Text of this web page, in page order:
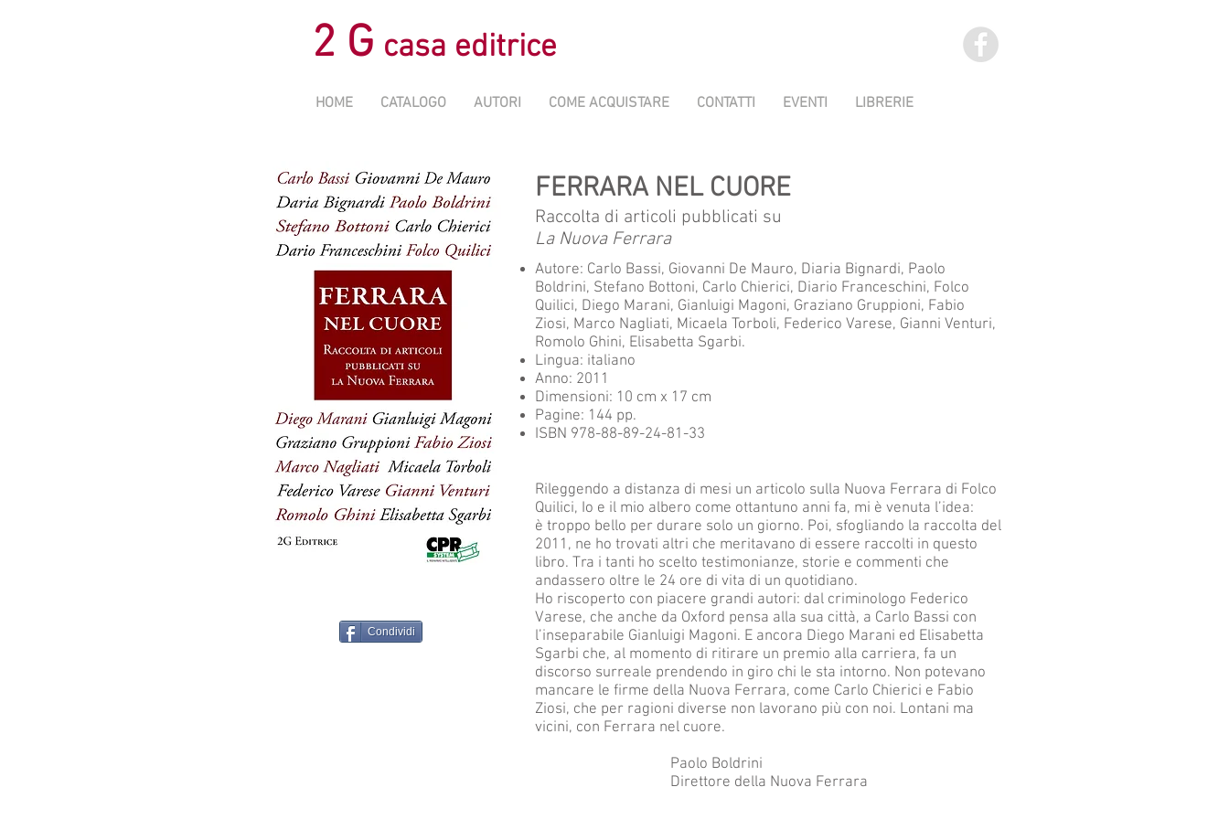
2 G casa editrice
HOME CATALOGO AUTORI COME ACQUISTARE CONTATTI EVENTI LIBRERIE
Condividi
FERRARA NEL CUORE
Raccolta di articoli pubblicati su
La Nuova Ferrara
Autore: Carlo Bassi, Giovanni De Mauro, Diaria Bignardi, Paolo
Boldrini, Stefano Bottoni, Carlo Chierici, Diario Franceschini, Folco
Quilici, Diego Marani, Gianluigi Magoni, Graziano Gruppioni, Fabio
Ziosi, Marco Nagliati, Micaela Torboli, Federico Varese, Gianni Venturi,
Romolo Ghini, Elisabetta Sgarbi.
Lingua: italiano
Anno: 2011
Dimensioni: 10 cm x 17 cm
Pagine: 144 pp.
ISBN 978-88-89-24-81-33
Rileggendo a distanza di mesi un articolo sulla Nuova Ferrara di Folco
Quilici, Io e il mio albero come ottantuno anni fa, mi è venuta l’idea:
è troppo bello per durare solo un giorno. Poi, sfogliando la raccolta del
2011, ne ho trovati altri che meritavano di essere raccolti in questo
libro. Tra i tanti ho scelto testimonianze, storie e commenti che
andassero oltre le 24 ore di vita di un quotidiano.
Ho riscoperto con piacere grandi autori: dal criminologo Federico
Varese, che anche da Oxford pensa alla sua città, a Carlo Bassi con
l’inseparabile Gianluigi Magoni. E ancora Diego Marani ed Elisabetta
Sgarbi che, al momento di ritirare un premio alla carriera, fa un
discorso surreale prendendo in giro chi le sta intorno. Non potevano
mancare le firme della Nuova Ferrara, come Carlo Chierici e Fabio
Ziosi, che per ragioni diverse non lavorano più con noi. Lontani ma
vicini, con Ferrara nel cuore.
Paolo Boldrini
Direttore della Nuova Ferrara